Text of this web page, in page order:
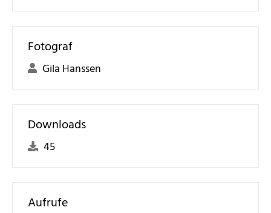
Fotograf
Gila Hanssen
Downloads
45
Aufrufe